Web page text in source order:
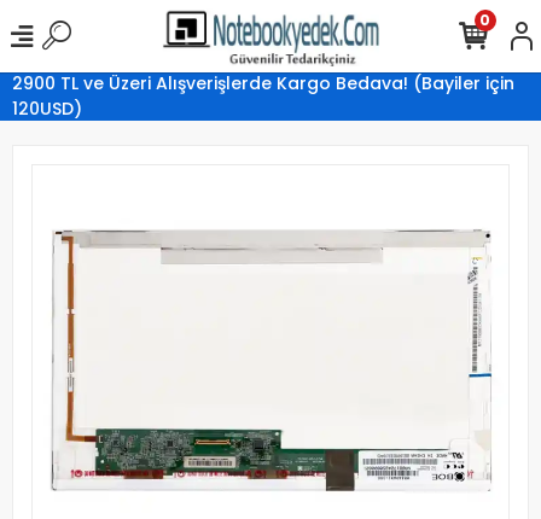
2900 TL ve Üzeri Alışverişlerde Kargo Bedava! (Bayiler için
120USD)
0